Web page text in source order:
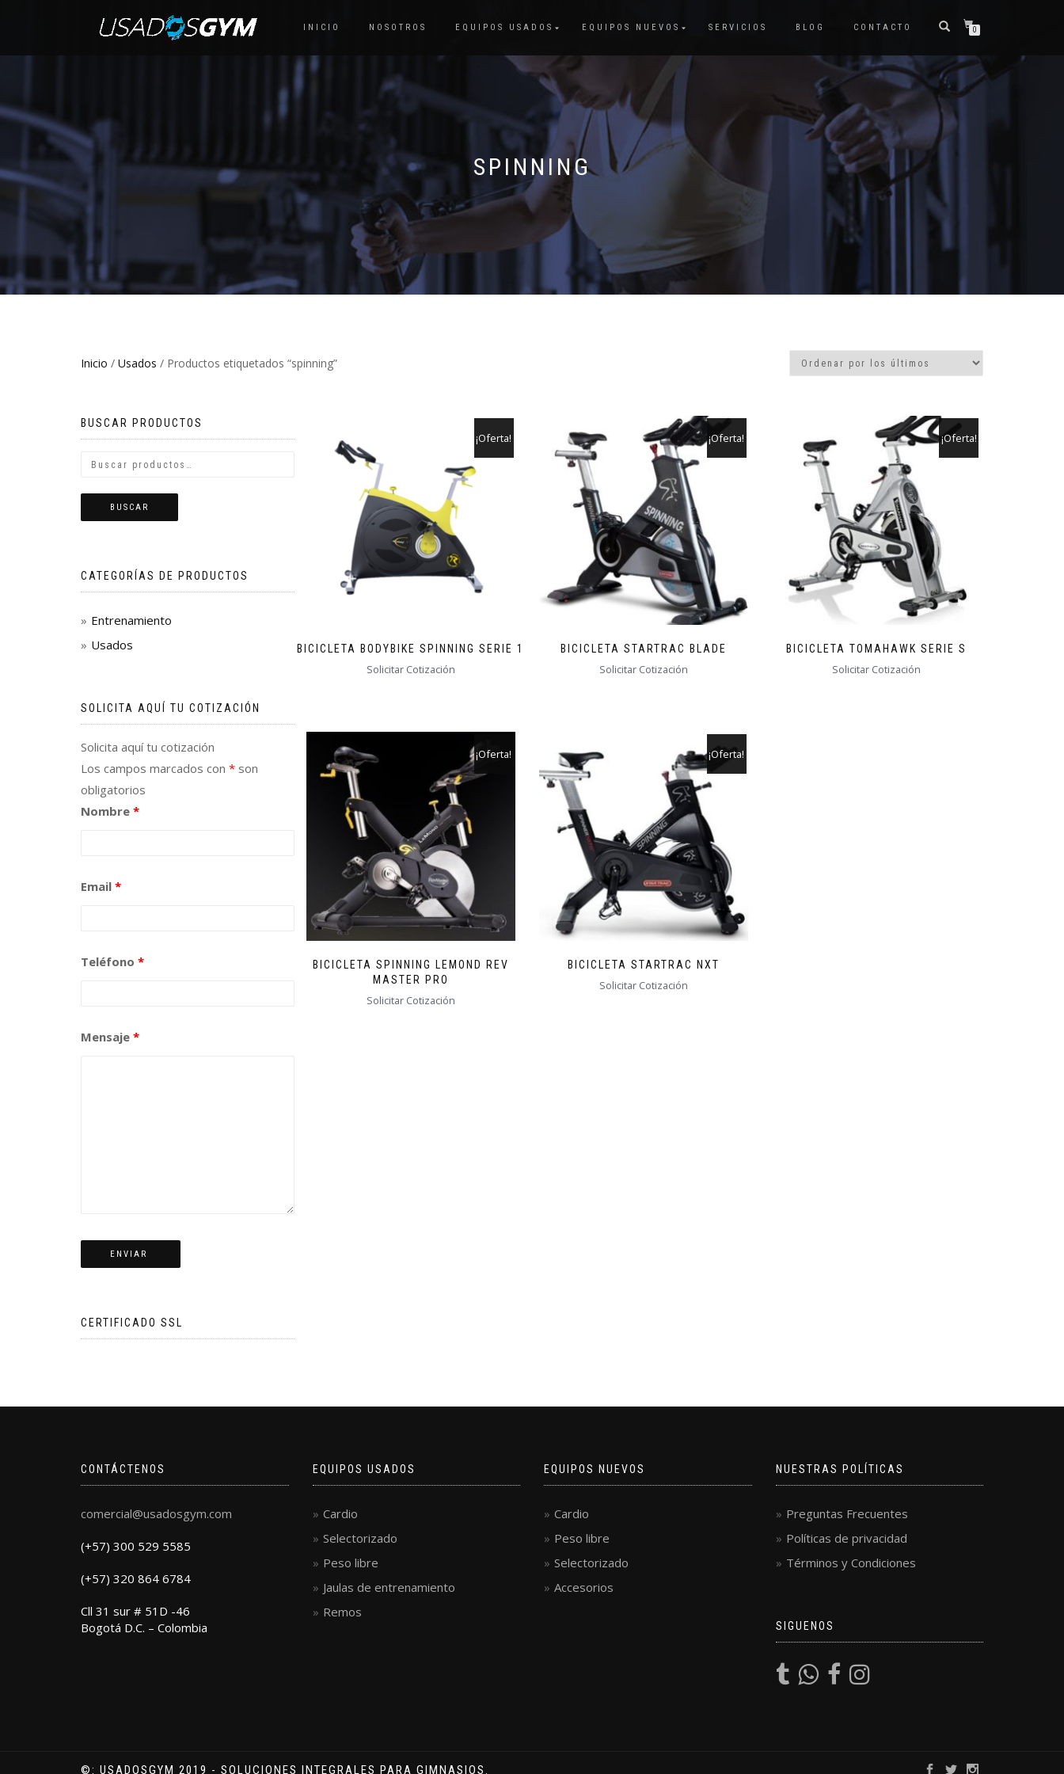
INICIO NOSOTROS EQUIPOS USADOS EQUIPOS NUEVOS SERVICIOS BLOG CONTACTO 0
SPINNING
Inicio / Usados / Productos etiquetados “spinning”
BICICLETA BODYBIKE SPINNING SERIE 1
¡Oferta!
Solicitar Cotización
BICICLETA STARTRAC BLADE
¡Oferta!
Solicitar Cotización
BICICLETA TOMAHAWK SERIE S
¡Oferta!
Solicitar Cotización
BICICLETA SPINNING LEMOND REV
MASTER PRO
¡Oferta!
Solicitar Cotización
BICICLETA STARTRAC NXT
¡Oferta!
Solicitar Cotización
BUSCAR PRODUCTOS
BUSCAR
CATEGORÍAS DE PRODUCTOS
Entrenamiento
Usados
SOLICITA AQUÍ TU COTIZACIÓN
Solicita aquí tu cotización
Los campos marcados con * son
obligatorios
Nombre *
Email *
Teléfono *
Mensaje *
CERTIFICADO SSL
CONTÁCTENOS
comercial@usadosgym.com
(+57) 300 529 5585
(+57) 320 864 6784
Cll 31 sur # 51D -46
Bogotá D.C. – Colombia
EQUIPOS USADOS
Cardio
Selectorizado
Peso libre
Jaulas de entrenamiento
Remos
EQUIPOS NUEVOS
Cardio
Peso libre
Selectorizado
Accesorios
NUESTRAS POLÍTICAS
Preguntas Frecuentes
Políticas de privacidad
Términos y Condiciones
SIGUENOS
©: USADOSGYM 2019 - SOLUCIONES INTEGRALES PARA GIMNASIOS.